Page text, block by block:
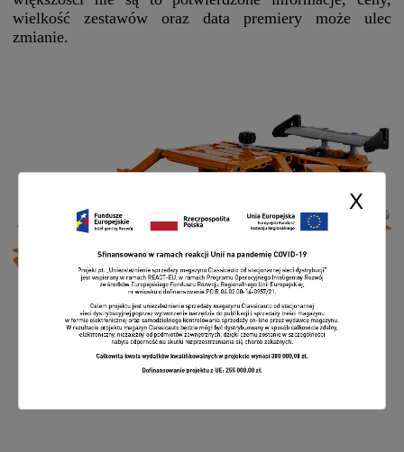
X
wielkość zestawów oraz data premiery może ulec
zmianie.